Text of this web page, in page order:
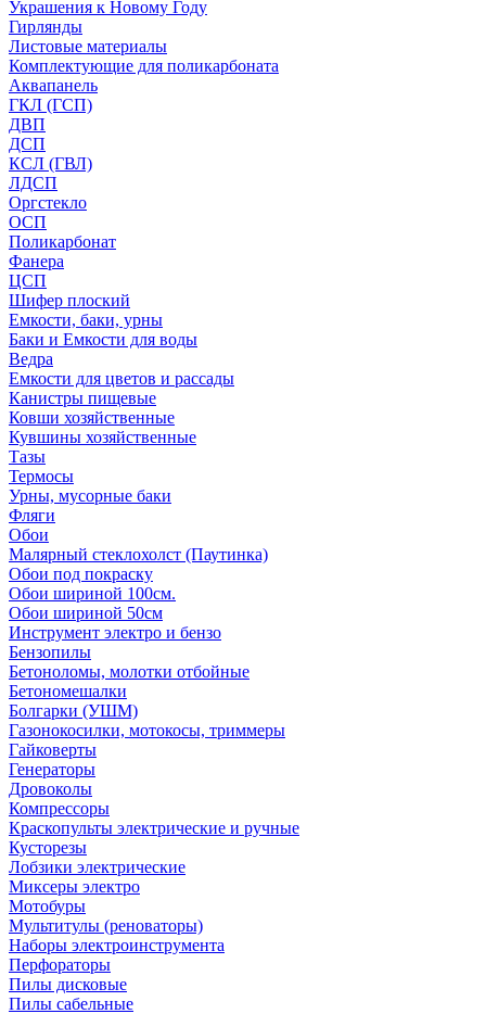
Украшения к Новому Году
Гирлянды
Листовые материалы
Комплектующие для поликарбоната
Аквапанель
ГКЛ (ГСП)
ДВП
ДСП
КСЛ (ГВЛ)
ЛДСП
Оргстекло
ОСП
Поликарбонат
Фанера
ЦСП
Шифер плоский
Емкости, баки, урны
Баки и Емкости для воды
Ведра
Емкости для цветов и рассады
Канистры пищевые
Ковши хозяйственные
Кувшины хозяйственные
Тазы
Термосы
Урны, мусорные баки
Фляги
Обои
Малярный стеклохолст (Паутинка)
Обои под покраску
Обои шириной 100см.
Обои шириной 50см
Инструмент электро и бензо
Бензопилы
Бетоноломы, молотки отбойные
Бетономешалки
Болгарки (УШМ)
Газонокосилки, мотокосы, триммеры
Гайковерты
Генераторы
Дровоколы
Компрессоры
Краскопульты электрические и ручные
Кусторезы
Лобзики электрические
Миксеры электро
Мотобуры
Мультитулы (реноваторы)
Наборы электроинструмента
Перфораторы
Пилы дисковые
Пилы сабельные